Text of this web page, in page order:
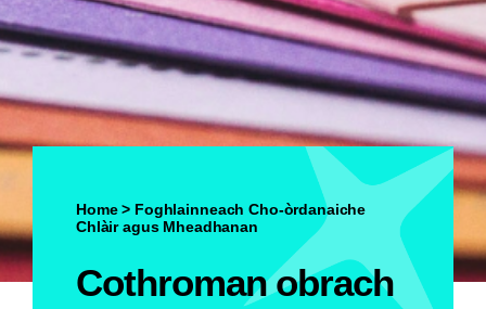
Home> Foghlainneach Cho-òrdanaiche
Chlàir agus Mheadhanan
Cothroman obrach